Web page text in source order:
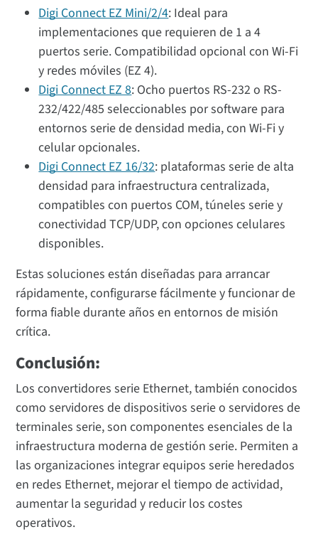
Digi Connect EZ Mini/2/4: Ideal para
implementaciones que requieren de 1 a 4
puertos serie. Compatibilidad opcional con Wi-Fi
y redes móviles (EZ 4).
Digi Connect EZ 8: Ocho puertos RS-232 o RS-
232/422/485 seleccionables por software para
entornos serie de densidad media, con Wi-Fi y
celular opcionales.
Digi Connect EZ 16/32: plataformas serie de alta
densidad para infraestructura centralizada,
compatibles con puertos COM, túneles serie y
conectividad TCP/UDP, con opciones celulares
disponibles.
Estas soluciones están diseñadas para arrancar
rápidamente, configurarse fácilmente y funcionar de
forma fiable durante años en entornos de misión
crítica.
Conclusión:
Los convertidores serie Ethernet, también conocidos
como servidores de dispositivos serie o servidores de
terminales serie, son componentes esenciales de la
infraestructura moderna de gestión serie. Permiten a
las organizaciones integrar equipos serie heredados
en redes Ethernet, mejorar el tiempo de actividad,
aumentar la seguridad y reducir los costes
operativos.